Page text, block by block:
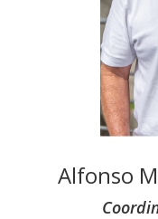
Alfonso